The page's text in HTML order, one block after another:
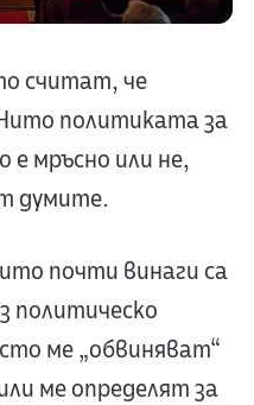
считат, че
политиката за
мръсно или не,
думите.
почти винаги са
политическо
ме „обвиняват“
ме определят за